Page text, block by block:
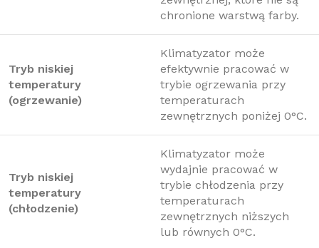
chronione warstwą farby.
Tryb niskiej
temperatury
(ogrzewanie)
Klimatyzator może
efektywnie pracować w
trybie ogrzewania przy
temperaturach
zewnętrznych poniżej 0°C.
Tryb niskiej
temperatury
(chłodzenie)
Klimatyzator może
wydajnie pracować w
trybie chłodzenia przy
temperaturach
zewnętrznych niższych
lub równych 0°C.